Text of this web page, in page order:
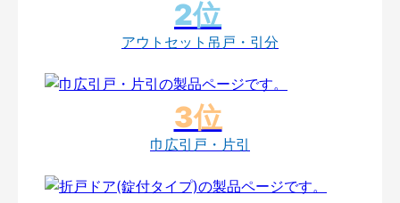
アウトセット吊戸・引分
巾広引戸・片引